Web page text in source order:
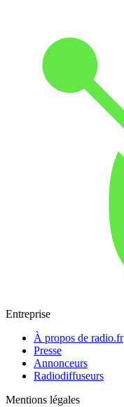
Entreprise
À propos de radio.fr
Presse
Annonceurs
Radiodiffuseurs
Mentions légales